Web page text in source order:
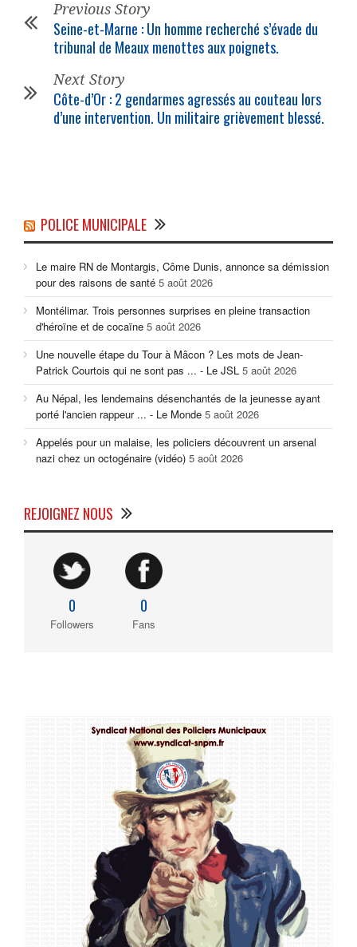
Previous Story
Seine-et-Marne : Un homme recherché s’évade du
tribunal de Meaux menottes aux poignets.
Next Story
Côte-d’Or : 2 gendarmes agressés au couteau lors
d’une intervention. Un militaire grièvement blessé.
POLICE MUNICIPALE
Le maire RN de Montargis, Côme Dunis, annonce sa démission
pour des raisons de santé 5 août 2026
Montélimar. Trois personnes surprises en pleine transaction
d'héroïne et de cocaïne 5 août 2026
Une nouvelle étape du Tour à Mâcon ? Les mots de Jean-
Patrick Courtois qui ne sont pas ... - Le JSL 5 août 2026
Au Népal, les lendemains désenchantés de la jeunesse ayant
porté l'ancien rappeur ... - Le Monde 5 août 2026
Appelés pour un malaise, les policiers découvrent un arsenal
nazi chez un octogénaire (vidéo) 5 août 2026
REJOIGNEZ NOUS
0
Followers
0
Fans